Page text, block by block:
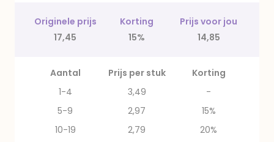
Originele prijs Korting
Prijs voor jou
17,45
15% 14,85
Aantal Prijs per stuk
Korting
1-4
3,49
-
5-9
2,97
15%
10-19
2,79
20%